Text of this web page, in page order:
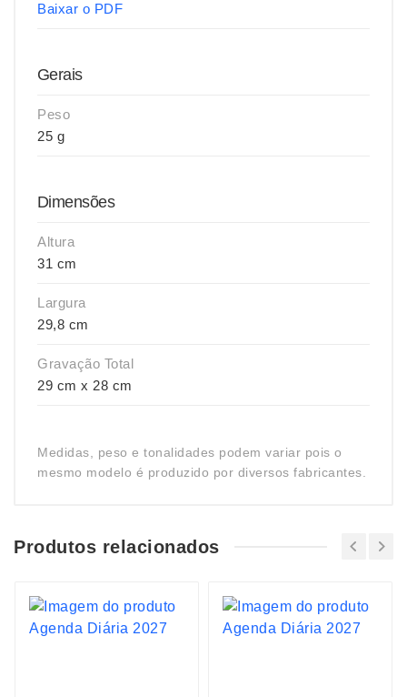
Baixar o PDF
Gerais
Peso
25 g
Dimensões
Altura
31 cm
Largura
29,8 cm
Gravação Total
29 cm x 28 cm
Medidas, peso e tonalidades podem variar pois o
mesmo modelo é produzido por diversos fabricantes.
Produtos relacionados